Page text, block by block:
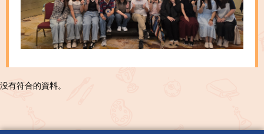
没有符合的資料。